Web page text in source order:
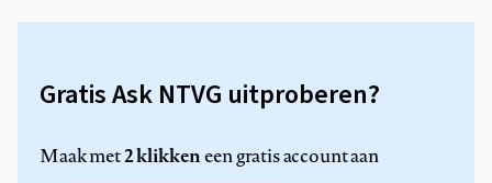
Gratis Ask NTVG uitproberen?
Maak met2 klikkeneen gratis account aan